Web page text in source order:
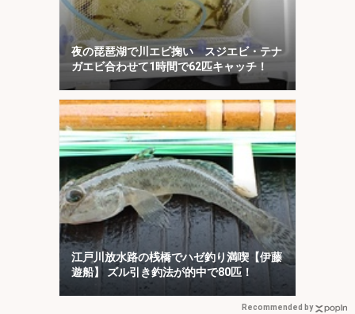
夜の琵琶湖で川エビ掬い スジエビ・テナ
ガエビ合わせて1時間で62匹キャッチ！
江戸川放水路の桟橋でハゼ釣り満喫【伊藤
遊船】 ズル引き釣法が的中で80匹！
Recommended by